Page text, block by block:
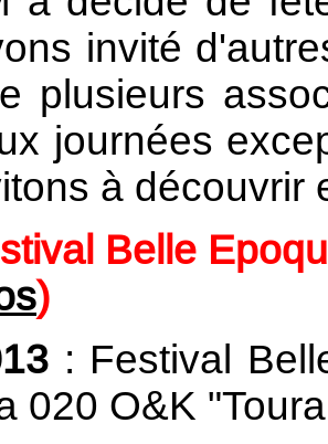
invité
plusieurs
journées
à découvrir
Belle
)
: Festival
020 O&K